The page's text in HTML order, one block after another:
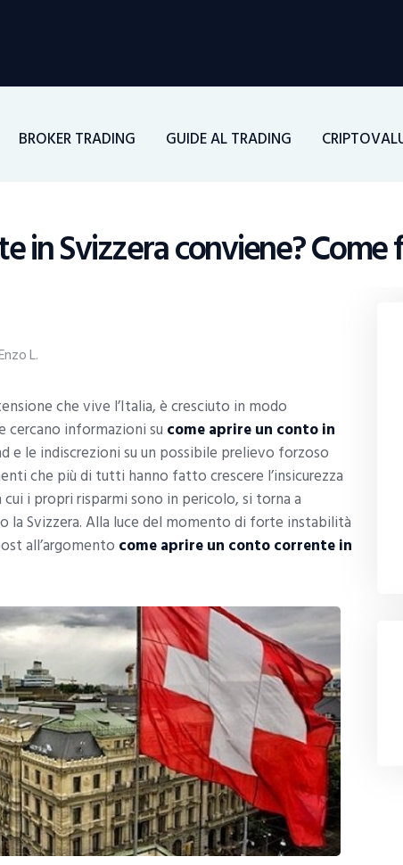
BROKER TRADING GUIDE AL TRADING
in Svizzera conviene? Come
Borsa
Al Trading
L.
che vive l’Italia, è cresciuto in modo
cercano informazioni su come aprire un conto in
e le indiscrezioni su un possibile prelievo forzoso
che più di tutti hanno fatto crescere l’insicurezza
i propri risparmi sono in pericolo, si torna a
la Svizzera. Alla luce del momento di forte instabilità
all’argomento come aprire un conto corrente in